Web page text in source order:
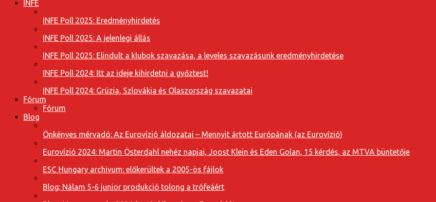
INFE
INFE Poll 2025: Eredményhirdetés
INFE Poll 2025: A jelenlegi állás
INFE Poll 2025: Elindult a klubok szavazása, a leveles szavazásunk eredményhirdetése
INFE Poll 2024: Itt az ideje kihirdetni a győztest!
INFE Poll 2024: Grúzia, Szlovákia és Olaszország szavazatai
Fórum
Fórum
Blog
Önkényes mérvadó: Az Eurovízió áldozatai – Mennyit ártott Európának (az Eurovízió)
Eurovízió 2024: Martin Österdahl nehéz napjai, Joost Klein és Eden Golan, 15 kérdés, az MTVA büntetője
ESC Hungary archivum: előkerültek a 2005-ös fájlok
Blog: Nálam 5-6 junior produkció tolong a trófeáért